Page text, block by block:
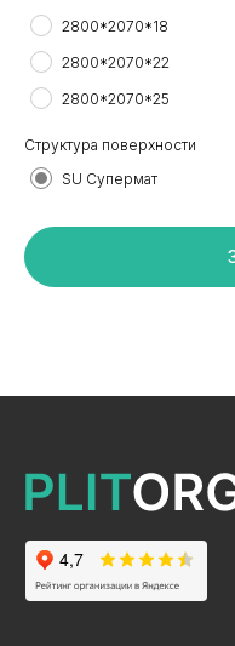
2800*2070*18
2800*2070*22
2800*2070*25
Структура поверхности
SU Супермат
info@plitorg.ru
ЛХДФ/ХДФ
Столешницы Slim line
OSB-3
Бумажно-слоистые пластики
Мебельная фурнитура
Клей-расплав